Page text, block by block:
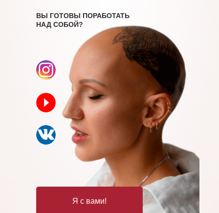
ВЫ ГОТОВЫ ПОРАБОТАТЬ
НАД СОБОЙ?
Я с вами!